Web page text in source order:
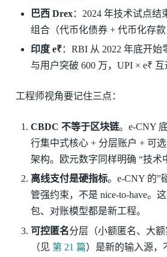
巴西 Drex：2024 年技术试点结
组合（代币化债券 + 代币化存款
印度 e₹：RBI 从 2022 年底开始
与用户突破 600 万，UPI × e₹ 互
工程师视角要记住三点：
CBDC 不等于区块链。e-CNY
行集中式核心 + 分层账户 + 可
架构。欧元数字同样明确 “技术
离线支付是硬指标。e-CNY 的”
管强约束，不是 nice-to-have。
包、对账模型都是新工程。
可控匿名分层（小额匿名、大
（见 第 21 篇）是新的输入源，